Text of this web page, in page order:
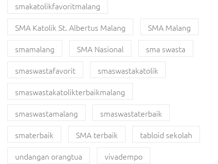
smakatolikfavoritmalang
SMA Katolik St. Albertus Malang
SMA Malang
smamalang
SMA Nasional
sma swasta
smaswastafavorit
smaswastakatolik
smaswastakatolikterbaikmalang
smaswastamalang
smaswastaterbaik
smaterbaik
SMA terbaik
tabloid sekolah
undangan orangtua
vivadempo